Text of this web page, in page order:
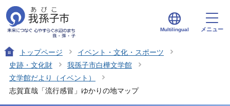
Multilingual メニュー
トップページ
イベント・文化・スポーツ
史跡・文化財
我孫子市白樺文学館
文学館だより（イベント）
志賀直哉「流行感冒」ゆかりの地マップ